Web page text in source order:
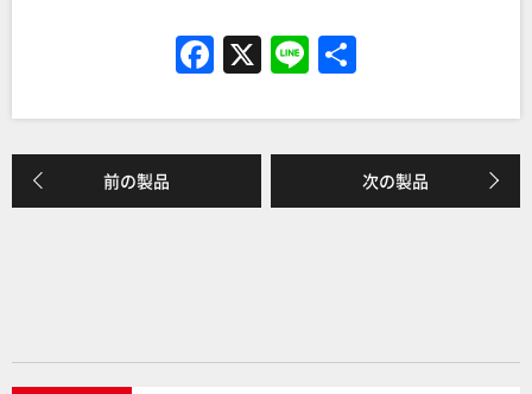
F
c
e
b
X Li
e
前の製品 次の製品